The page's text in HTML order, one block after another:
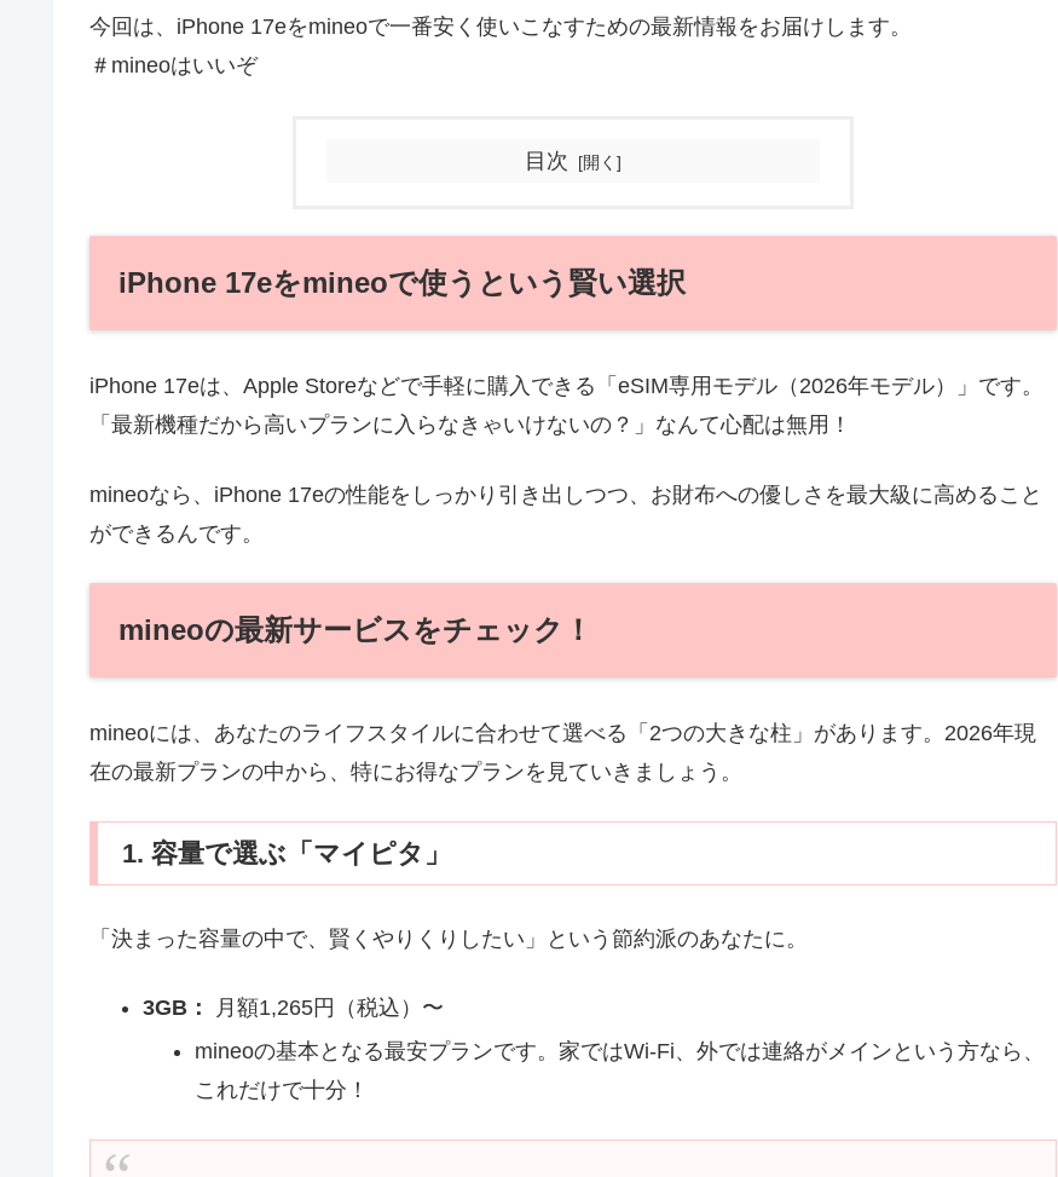
今回は、iPhone 17eをmineoで一番安く使いこなすための最新情報をお届けします。
＃mineoはいいぞ
目次
iPhone 17eをmineoで使うという賢い選択
iPhone 17eは、Apple Storeなどで手軽に購入できる「eSIM専用モデル（2026年モデル）」です。
「最新機種だから高いプランに入らなきゃいけないの？」なんて心配は無用！
mineoなら、iPhone 17eの性能をしっかり引き出しつつ、お財布への優しさを最大級に高めること
ができるんです。
mineoの最新サービスをチェック！
mineoには、あなたのライフスタイルに合わせて選べる「2つの大きな柱」があります。2026年現
在の最新プランの中から、特にお得なプランを見ていきましょう。
1. 容量で選ぶ「マイピタ」
「決まった容量の中で、賢くやりくりしたい」という節約派のあなたに。
3GB：
月額1,265円（税込）〜
mineoの基本となる最安プランです。家ではWi-Fi、外では連絡がメインという方なら、
これだけで十分！